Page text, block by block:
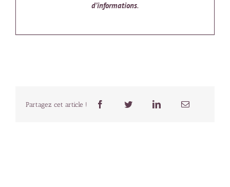
d’informations.
Partagez cet article !